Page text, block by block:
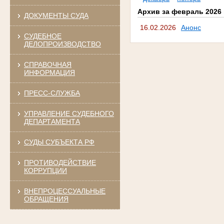
ДОКУМЕНТЫ СУДА
СУДЕБНОЕ
ДЕЛОПРОИЗВОДСТВО
СПРАВОЧНАЯ
ИНФОРМАЦИЯ
ПРЕСС-СЛУЖБА
УПРАВЛЕНИЕ СУДЕБНОГО
ДЕПАРТАМЕНТА
СУДЫ СУБЪЕКТА РФ
ПРОТИВОДЕЙСТВИЕ
КОРРУПЦИИ
ВНЕПРОЦЕССУАЛЬНЫЕ
ОБРАЩЕНИЯ
Архив за февраль 2026
16.02.2026
Анонс